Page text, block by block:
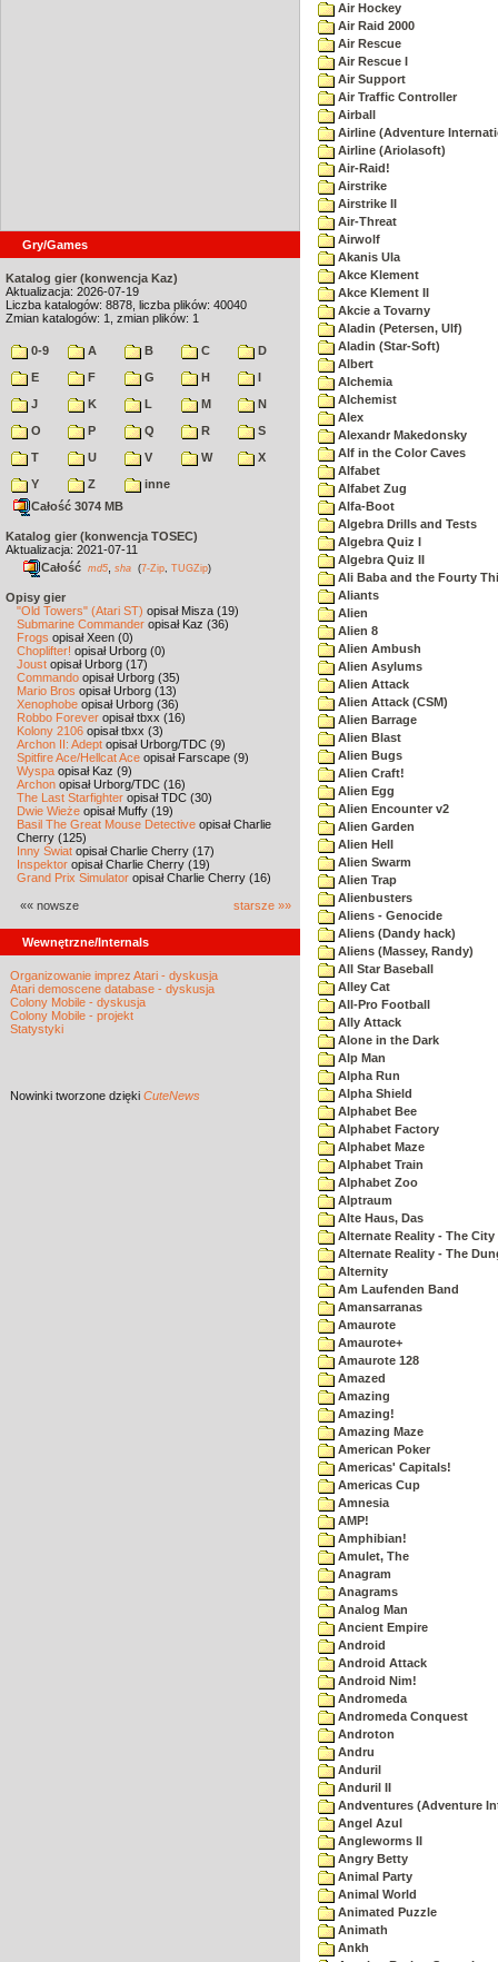
Gry/Games
Katalog gier (konwencja Kaz)
Aktualizacja: 2026-07-19
Liczba katalogów: 8878, liczba plików: 40040
Zmian katalogów: 1, zmian plików: 1
0-9 A B C
D
E
F G H
I
J
K L M
N
O
P Q R
S
T
U V W
X
Y
Z
inne
Całość 3074 MB
Katalog gier (konwencja TOSEC)
Aktualizacja: 2021-07-11
Całość md5 sha (7-Zip TUGZip)
Opisy gier
"Old Towers" (Atari ST) opisał Misza (19)
Submarine Commander opisał Kaz (36)
Frogs opisał Xeen (0)
Choplifter! opisał Urborg (0)
Joust opisał Urborg (17)
Commando opisał Urborg (35)
Mario Bros opisał Urborg (13)
Xenophobe opisał Urborg (36)
Robbo Forever opisał tbxx (16)
Kolony 2106 opisał tbxx (3)
Archon II: Adept opisał Urborg/TDC (9)
Spitfire Ace/Hellcat Ace opisał Farscape (9)
Wyspa opisał Kaz (9)
Archon opisał Urborg/TDC (16)
The Last Starfighter opisał TDC (30)
Dwie Wieże opisał Muffy (19)
Basil The Great Mouse Detective opisał Charlie
Cherry (125)
Inny Świat opisał Charlie Cherry (17)
Inspektor opisał Charlie Cherry (19)
Grand Prix Simulator opisał Charlie Cherry (16)
«« nowsze starsze »»
Wewnętrzne/Internals
Organizowanie imprez Atari - dyskusja
Atari demoscene database - dyskusja
Colony Mobile - dyskusja
Colony Mobile - projekt
Statystyki
Nowinki tworzone dzięki CuteNews
Air Hockey
Air Raid 2000
Air Rescue
Air Rescue I
Air Support
Air Traffic Controller
Airball
Airline (Adventure
Airline (Ariolasoft)
Air-Raid!
Airstrike
Airstrike II
Air-Threat
Airwolf
Akanis Ula
Akce Klement
Akce Klement II
Akcie a Tovarny
Aladin (Petersen, Ulf)
Aladin (Star-Soft)
Albert
Alchemia
Alchemist
Alex
Alexandr Makedonsky
Alf in the Color Caves
Alfabet
Alfabet Zug
Alfa-Boot
Algebra Drills and Tests
Algebra Quiz I
Algebra Quiz II
Ali Baba and the Fourty
Aliants
Alien
Alien 8
Alien Ambush
Alien Asylums
Alien Attack
Alien Attack (CSM)
Alien Barrage
Alien Blast
Alien Bugs
Alien Craft!
Alien Egg
Alien Encounter v2
Alien Garden
Alien Hell
Alien Swarm
Alien Trap
Alienbusters
Aliens - Genocide
Aliens (Dandy hack)
Aliens (Massey, Randy)
All Star Baseball
Alley Cat
All-Pro Football
Ally Attack
Alone in the Dark
Alp Man
Alpha Run
Alpha Shield
Alphabet Bee
Alphabet Factory
Alphabet Maze
Alphabet Train
Alphabet Zoo
Alptraum
Alte Haus, Das
Alternate Reality - The City
Alternate Reality - The
Alternity
Am Laufenden Band
Amansarranas
Amaurote
Amaurote+
Amaurote 128
Amazed
Amazing
Amazing!
Amazing Maze
American Poker
Americas' Capitals!
Americas Cup
Amnesia
AMP!
Amphibian!
Amulet, The
Anagram
Anagrams
Analog Man
Ancient Empire
Android
Android Attack
Android Nim!
Andromeda
Andromeda Conquest
Androton
Andru
Anduril
Anduril II
Andventures (Adventure
Angel Azul
Angleworms II
Angry Betty
Animal Party
Animal World
Animated Puzzle
Animath
Ankh